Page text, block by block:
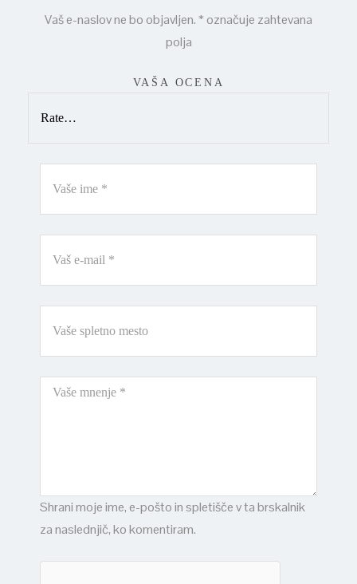
Vaš e-naslov ne bo objavljen.* označuje zahtevana
polja
VAŠA OCENA
Shrani moje ime, e-pošto in spletišče v ta brskalnik
za naslednjič, ko komentiram.